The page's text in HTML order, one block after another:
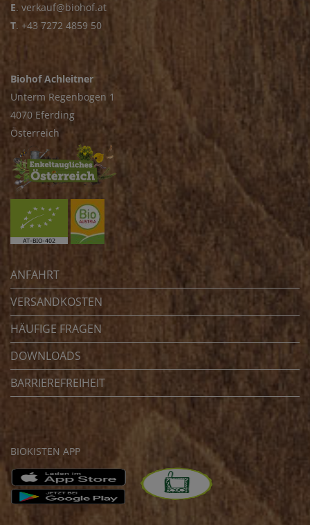
E. verkauf@biohof.at
T. +43 7272 4859 50
Biohof Achleitner
Unterm Regenbogen 1
4070 Eferding
Österreich
ANFAHRT
VERSANDKOSTEN
HÄUFIGE FRAGEN
DOWNLOADS
BARRIEREFREIHEIT
BIOKISTEN APP